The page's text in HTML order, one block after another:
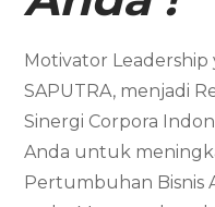
Motivator Leadership
SAPUTRA, menjadi
Sinergi Corpora
Anda untuk
Pertumbuhan Bisnis